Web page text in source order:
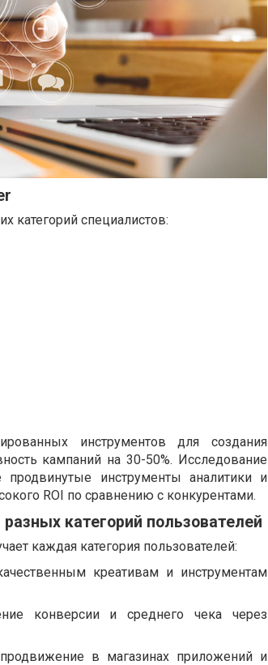
категорий специалистов:
инструментов для создания
кампаний на 30-50%. Исследование
инструменты аналитики и
ROI по сравнению с конкурентами.
категорий пользователей
каждая категория пользователей:
креативам и инструментам
конверсии и среднего чека через
в магазинах приложений и